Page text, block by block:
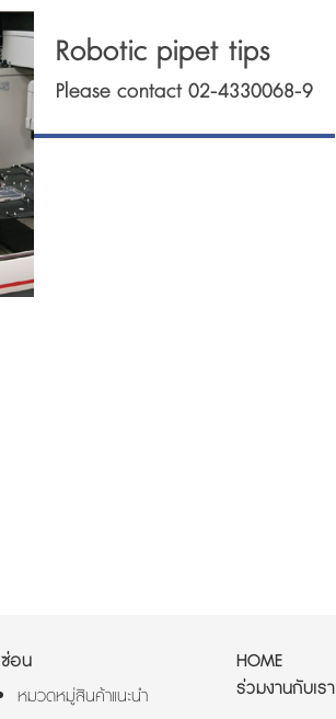
Robotic pipet tips
Please contact 02-4330068-9
ซ่อน
หมวดหมู่สินค้าแนะนำ
HOME
ร่วมงานกับเรา